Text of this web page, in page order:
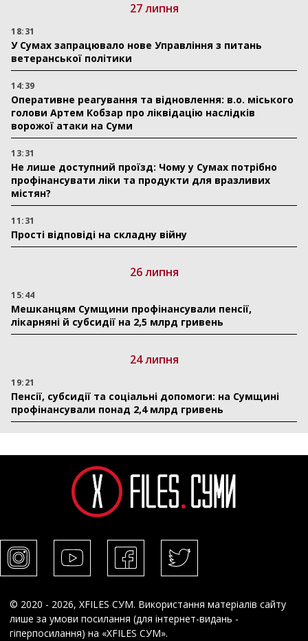
27 липня
18:31
У Сумах запрацювало нове Управління з питань
ветеранської політики
14:39
Оперативне реагування та відновлення: в.о. міського
голови Артем Кобзар про ліквідацію наслідків
ворожої атаки на Суми
13:31
Не лише доступний проїзд: Чому у Сумах потрібно
профінансувати ліки та продукти для вразливих
містян?
11:31
Прості відповіді на складну війну
26 липня
15:44
Мешканцям Сумщини профінансували пенсії,
лікарняні й субсидії на 2,5 млрд гривень
24 липня
19:21
Пенсії, субсидії та соціальні допомоги: на Сумщині
профінансували понад 2,4 млрд гривень
© 2020 - 2026, XFILES СУМ. Використання матеріалів сайту
лише за умови посилання (для інтернет-видань -
гіперпосилання) на «XFILES СУМ».